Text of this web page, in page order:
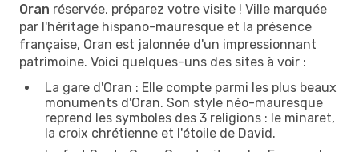
Oran réservée, préparez votre visite ! Ville marquée
par l'héritage hispano-mauresque et la présence
française, Oran est jalonnée d'un impressionnant
patrimoine. Voici quelques-uns des sites à voir :
La gare d'Oran : Elle compte parmi les plus beaux
monuments d'Oran. Son style néo-mauresque
reprend les symboles des 3 religions : le minaret,
la croix chrétienne et l'étoile de David.